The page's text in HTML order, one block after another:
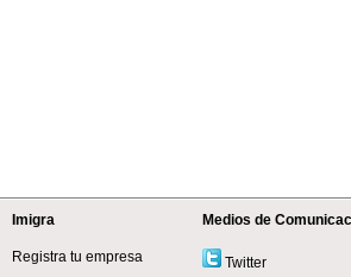
Imigra
Registra tu empresa
Medios de
Twitter